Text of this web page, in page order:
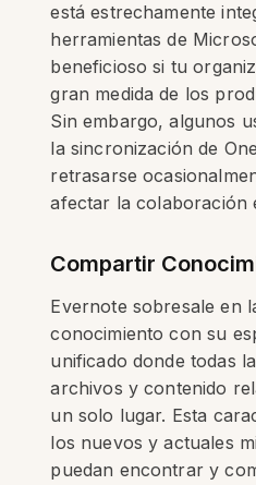
está estrechamente
herramientas de
beneficioso si tu
gran medida de los
Sin embargo, algunos
la sincronización de
retrasarse
afectar la colaboración
Compartir
Evernote sobresale en
conocimiento con su
unificado donde todas
archivos y contenido
un solo lugar. Esta
los nuevos y actuales
puedan encontrar y